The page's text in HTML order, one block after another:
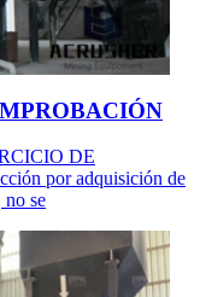
DE
por adquisición de
no se